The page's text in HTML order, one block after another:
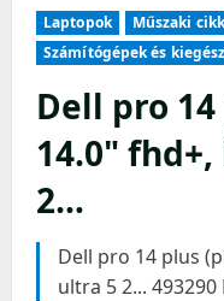
Laptopok
Műszaki
Számítógépek és
Dell pro
14.0"
2…
Dell pro 14 plus
ultra 5 2... 493290